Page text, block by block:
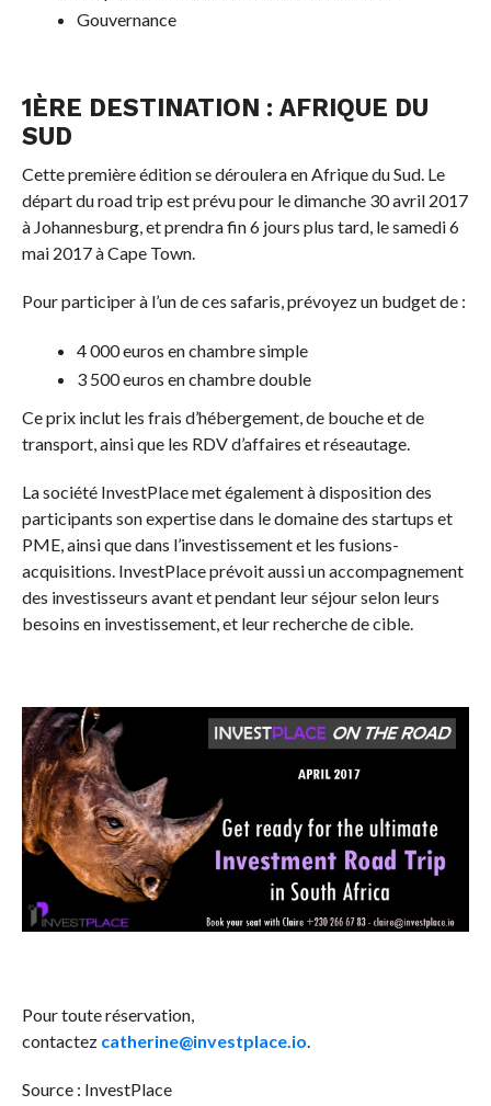
Gouvernance
1ÈRE DESTINATION : AFRIQUE DU
SUD
Cette première édition se déroulera en Afrique du Sud. Le
départ du road trip est prévu pour le dimanche 30 avril 2017
à Johannesburg, et prendra fin 6 jours plus tard, le samedi 6
mai 2017 à Cape Town.
Pour participer à l’un de ces safaris, prévoyez un budget de :
4 000 euros en chambre simple
3 500 euros en chambre double
Ce prix inclut les frais d’hébergement, de bouche et de
transport, ainsi que les RDV d’affaires et réseautage.
La société InvestPlace met également à disposition des
participants son expertise dans le domaine des startups et
PME, ainsi que dans l’investissement et les fusions-
acquisitions. InvestPlace prévoit aussi un accompagnement
des investisseurs avant et pendant leur séjour selon leurs
besoins en investissement, et leur recherche de cible.
Pour toute réservation,
contactez catherine@investplace.io
Source : InvestPlace